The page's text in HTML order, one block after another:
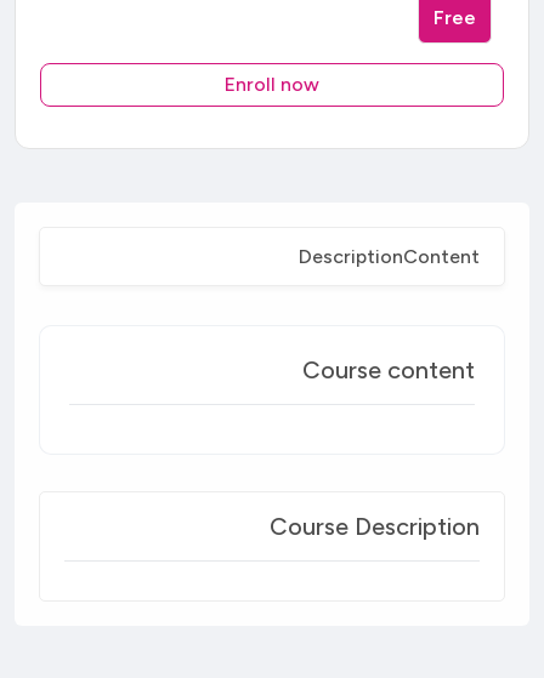
Content
Description
Course content
Course Description
Free
Enroll now